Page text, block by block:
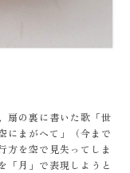
扇の裏に書いた歌「世
にまがへて」（今まで
方を空で見失ってしま
「月」で表現しようと